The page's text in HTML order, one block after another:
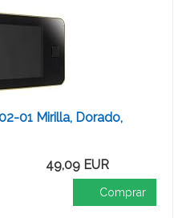
01 Mirilla, Dorado,
49,09 EUR
Comprar